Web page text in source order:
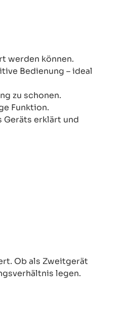
werden können.
Bedienung – ideal
zu schonen.
Funktion.
Geräts erklärt und
Ob als Zweitgerät
legen.